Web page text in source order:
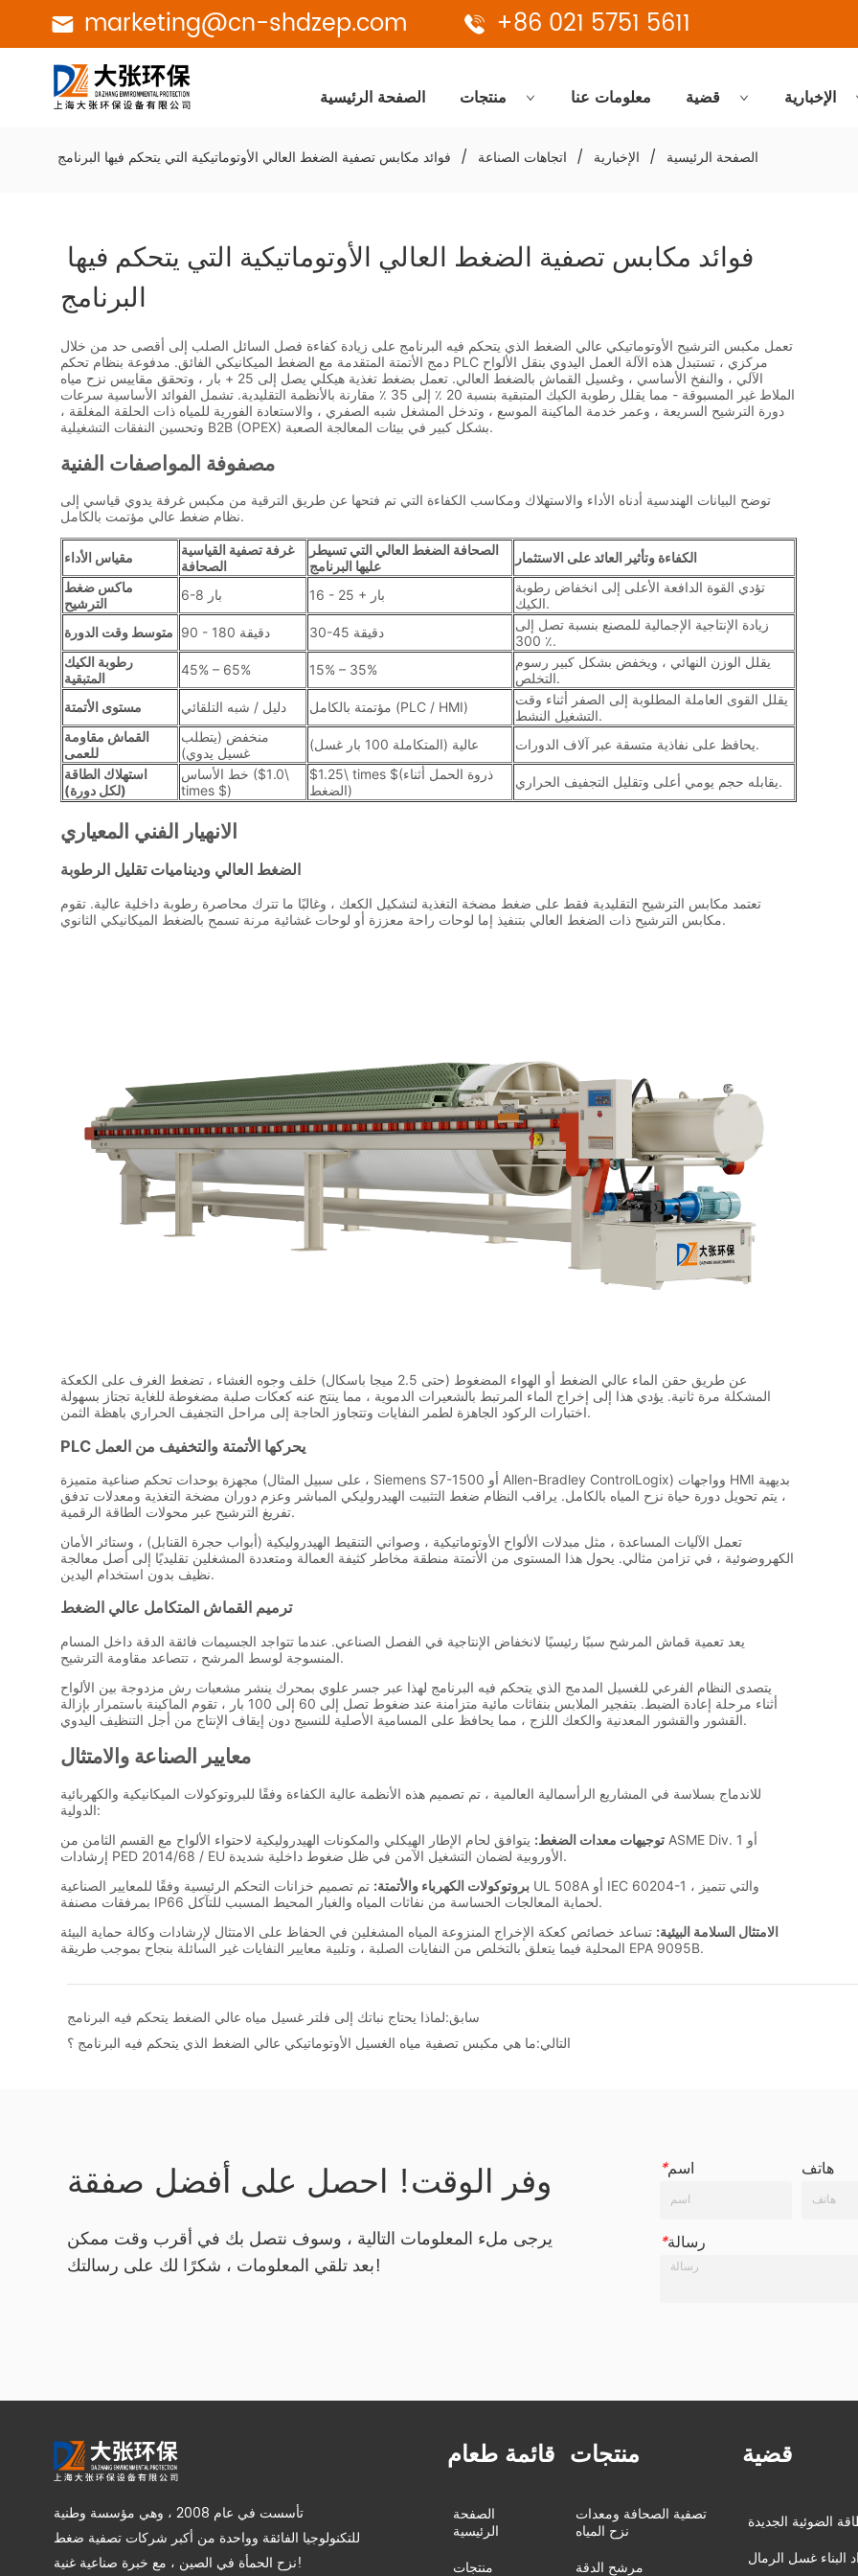
marketing@cn-shdzep.com +86 021 5751 5611
الصفحة الرئيسية منتجات معلومات عنا قضية الإخبارية
الصفحة الرئيسية / الإخبارية / اتجاهات الصناعة / فوائد مكابس تصفية الضغط العالي الأوتوماتيكية التي يتحكم فيها البرنامج
البرنامج
سابق:لماذا يحتاج نباتك إلى فلتر غسيل مياه عالي الضغط يتحكم فيه البرنامج
التالي:ما هي مكبس تصفية مياه الغسيل الأوتوماتيكي عالي الضغط الذي يتحكم فيه البرنامج ؟
وفر الوقت! احصل على أفضل صفقة
يرجى ملء المعلومات التالية ، وسوف نتصل بك في أقرب وقت ممكن
بعد تلقي المعلومات ، شكرًا لك على رسالتك!
*اسم هاتف
*رسالة
تأسست في عام 2008 ، وهي مؤسسة وطنية
للتكنولوجيا الفائقة وواحدة من أكبر شركات تصفية ضغط
نزح الحمأة في الصين ، مع خبرة صناعية غنية!
قائمة طعام منتجات
الصفحة
الرئيسية
منتجات
تصفية الصحافة ومعدات
نزح المياه
مرشح الدقة
قضية
الضوئية الجديدة
البناء غسل الرمال